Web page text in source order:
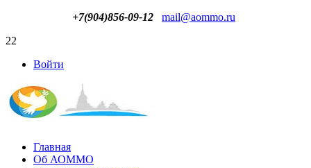
+7(904)856-09-12
mail@aommo.ru
22
Войти
Главная
Об АОММО